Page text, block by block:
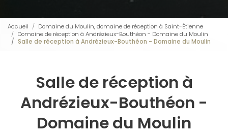
Accueil
Domaine du Moulin, domaine de réception à Saint-Étienne
Domaine de réception à Andrézieux-Bouthéon - Domaine du Moulin
Salle de réception à Andrézieux-Bouthéon - Domaine du Moulin
Salle de réception à
Andrézieux-Bouthéon -
Domaine du Moulin